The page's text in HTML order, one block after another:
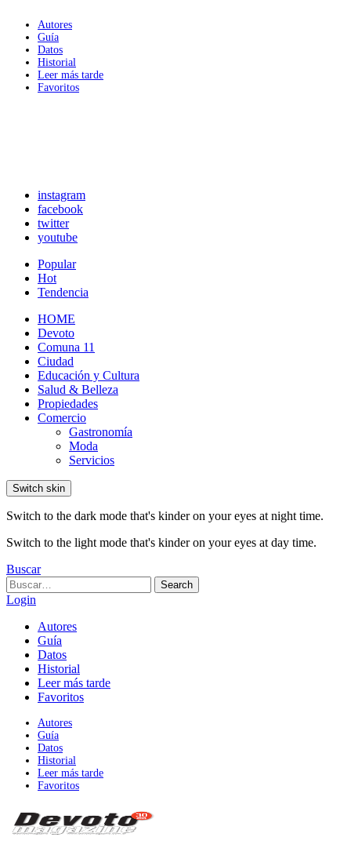
Autores
Guía
Datos
Historial
Leer más tarde
Favoritos
instagram
facebook
twitter
youtube
Popular
Hot
Tendencia
HOME
Devoto
Comuna 11
Ciudad
Educación y Cultura
Salud & Belleza
Propiedades
Comercio
Gastronomía
Moda
Servicios
Switch skin
Switch to the dark mode that's kinder on your eyes at night time.
Switch to the light mode that's kinder on your eyes at day time.
Buscar
Search
for:
Search
Login
Autores
Guía
Datos
Historial
Leer más tarde
Favoritos
Autores
Guía
Datos
Historial
Leer más tarde
Favoritos